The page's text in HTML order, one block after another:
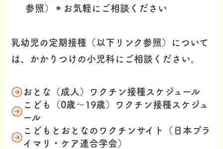
参照）＊お気軽にご相談ください
乳幼児の定期接種（以下リンク参照）について
は、かかりつけの小児科にご相談ください。
おとな（成人）ワクチン接種スケジュール
こども（0歳～19歳）ワクチン接種スケジュ
ール
こどもとおとなのワクチンサイト（日本プラ
イマリ・ケア連合学会）